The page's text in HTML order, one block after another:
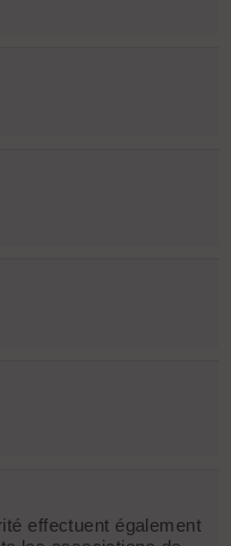
effectuent également